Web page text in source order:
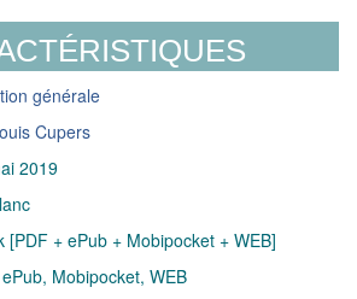
générale
Cupers
2019
[PDF + ePub + Mobipocket + WEB]
ePub, Mobipocket, WEB